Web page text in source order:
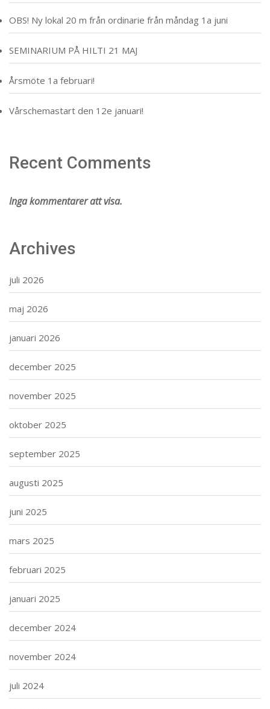
OBS! Ny lokal 20 m från ordinarie från måndag 1a juni
SEMINARIUM PÅ HILTI 21 MAJ
Årsmöte 1a februari!
Vårschemastart den 12e januari!
Recent Comments
Inga kommentarer att visa.
Archives
juli 2026
maj 2026
januari 2026
december 2025
november 2025
oktober 2025
september 2025
augusti 2025
juni 2025
mars 2025
februari 2025
januari 2025
december 2024
november 2024
juli 2024